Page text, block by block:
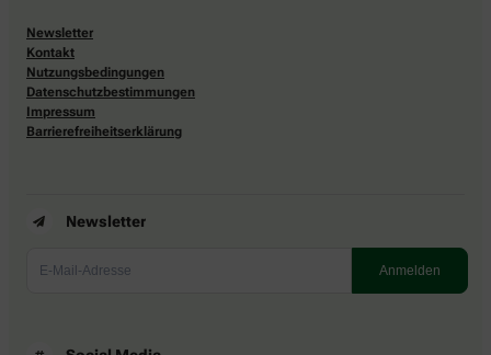
Newsletter
Kontakt
Nutzungsbedingungen
Datenschutzbestimmungen
Impressum
Barrierefreiheitserklärung
Newsletter